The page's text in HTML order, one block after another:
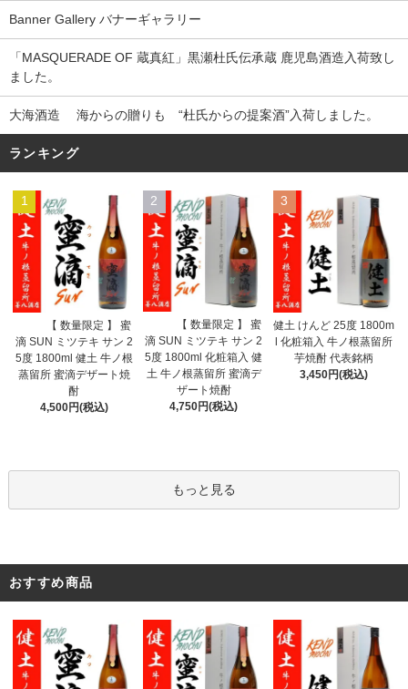
Banner Gallery バナーギャラリー
「MASQUERADE OF 蔵真紅」黒瀬杜氏伝承蔵 鹿児島酒造入荷致し
ました。
大海酒造 海からの贈りも “杜氏からの提案酒”入荷しました。
ランキング
1
【 数量限定 】 蜜
滴 SUN ミツテキ サン 2
5度 1800ml 健土 牛ノ根
蒸留所 蜜滴デザート焼
酎
4,500円(税込)
2
【 数量限定 】 蜜
滴 SUN ミツテキ サン 2
5度 1800ml 化粧箱入 健
土 牛ノ根蒸留所 蜜滴デ
ザート焼酎
4,750円(税込)
3
健土 けんど 25度 1800m
l 化粧箱入 牛ノ根蒸留所
芋焼酎 代表銘柄
3,450円(税込)
もっと見る
おすすめ商品